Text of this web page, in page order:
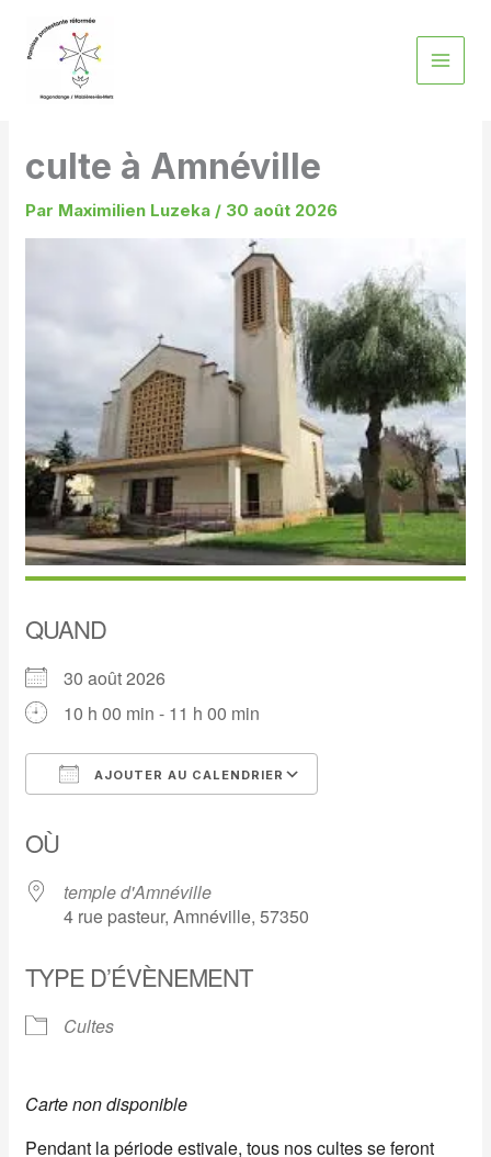
contenu
culte à Amnéville
Par Maximilien Luzeka / 30 août 2026
QUAND
30 août 2026
10 h 00 min - 11 h 00 min
AJOUTER AU CALENDRIER
OÙ
temple d'Amnéville
4 rue pasteur, Amnéville, 57350
TYPE D’ÉVÈNEMENT
Cultes
Carte non disponible
Pendant la période estivale, tous nos cultes se feront